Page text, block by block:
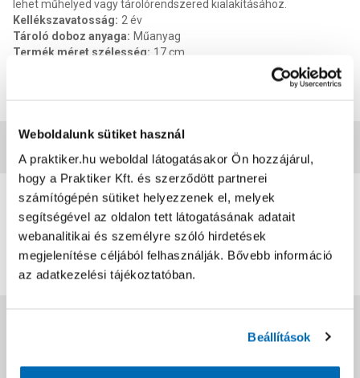
Weboldalunk sütiket használ
A praktiker.hu weboldal látogatásakor Ön hozzájárul,
hogy a Praktiker Kft. és szerződött partnerei
számítógépén sütiket helyezzenek el, melyek
segítségével az oldalon tett látogatásának adatait
webanalitikai és személyre szóló hirdetések
megjelenítése céljából felhasználják. Bővebb információ
az adatkezelési tájékoztatóban.
Beállítások
lehet műhelyed vagy tárolórendszered kialakításához.
Kellékszavatosság: 2 év
Tároló doboz anyaga: Műanyag
Termék méret szélesség: 17 cm
0 0 értékelés
Értékelés írása